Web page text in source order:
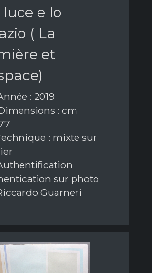
luce e lo
( La
et
: 2019
: cm
: mixte sur
:
sur photo
Guarneri